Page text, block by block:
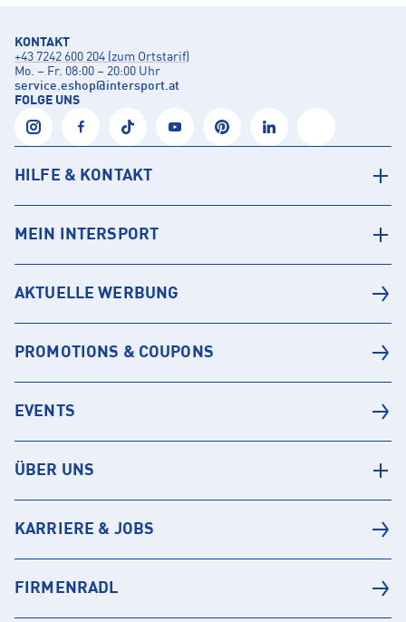
KONTAKT
+43 7242 600 204 (zum Ortstarif)
Mo. – Fr. 08:00 – 20:00 Uhr
service.eshop@intersport.at
FOLGE UNS
HILFE & KONTAKT
MEIN INTERSPORT
AKTUELLE WERBUNG
PROMOTIONS & COUPONS
EVENTS
ÜBER UNS
KARRIERE & JOBS
FIRMENRADL